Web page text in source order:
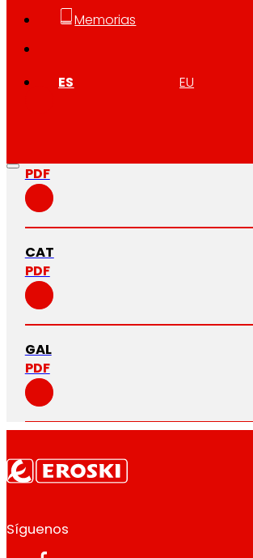
Memorias
ES EU
CAS
PDF
PDF
CAT
PDF
GAL
PDF
Síguenos